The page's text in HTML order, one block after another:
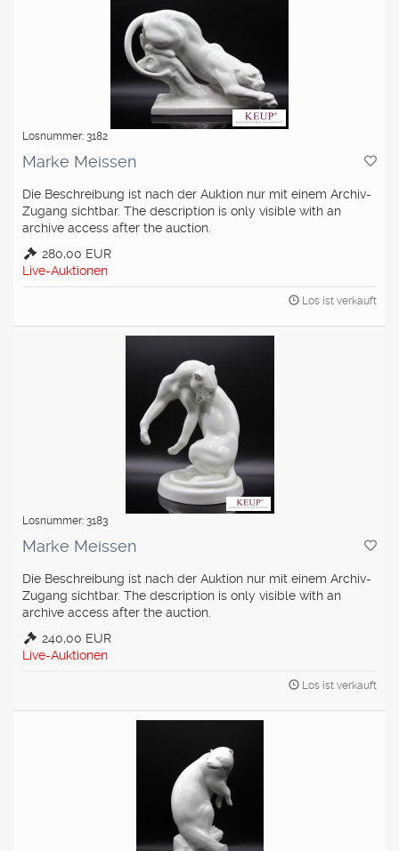
Losnummer: 3182
Marke Meissen
Die Beschreibung ist nach der Auktion nur mit einem Archiv-
Zugang sichtbar. The description is only visible with an
archive access after the auction.
280,00 EUR
Live-Auktionen
Los ist verkauft
Losnummer: 3183
Marke Meissen
Die Beschreibung ist nach der Auktion nur mit einem Archiv-
Zugang sichtbar. The description is only visible with an
archive access after the auction.
240,00 EUR
Live-Auktionen
Los ist verkauft